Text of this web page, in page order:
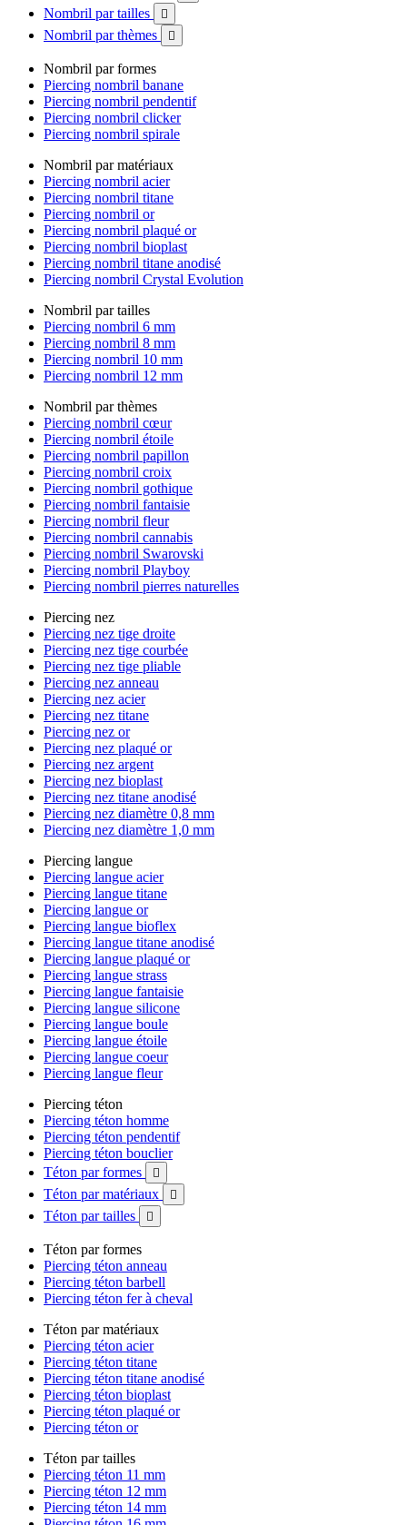
Nombril par tailles 
Nombril par thèmes 
Nombril par formes
Piercing nombril banane
Piercing nombril pendentif
Piercing nombril clicker
Piercing nombril spirale
Nombril par matériaux
Piercing nombril acier
Piercing nombril titane
Piercing nombril or
Piercing nombril plaqué or
Piercing nombril bioplast
Piercing nombril titane anodisé
Piercing nombril Crystal Evolution
Nombril par tailles
Piercing nombril 6 mm
Piercing nombril 8 mm
Piercing nombril 10 mm
Piercing nombril 12 mm
Nombril par thèmes
Piercing nombril cœur
Piercing nombril étoile
Piercing nombril papillon
Piercing nombril croix
Piercing nombril gothique
Piercing nombril fantaisie
Piercing nombril fleur
Piercing nombril cannabis
Piercing nombril Swarovski
Piercing nombril Playboy
Piercing nombril pierres naturelles
Piercing nez
Piercing nez tige droite
Piercing nez tige courbée
Piercing nez tige pliable
Piercing nez anneau
Piercing nez acier
Piercing nez titane
Piercing nez or
Piercing nez plaqué or
Piercing nez argent
Piercing nez bioplast
Piercing nez titane anodisé
Piercing nez diamètre 0,8 mm
Piercing nez diamètre 1,0 mm
Piercing langue
Piercing langue acier
Piercing langue titane
Piercing langue or
Piercing langue bioflex
Piercing langue titane anodisé
Piercing langue plaqué or
Piercing langue strass
Piercing langue fantaisie
Piercing langue silicone
Piercing langue boule
Piercing langue étoile
Piercing langue coeur
Piercing langue fleur
Piercing téton
Piercing téton homme
Piercing téton pendentif
Piercing téton bouclier
Téton par formes

Téton par matériaux 
Téton par tailles 
Téton par formes
Piercing téton anneau
Piercing téton barbell
Piercing téton fer à cheval
Téton par matériaux
Piercing téton acier
Piercing téton titane
Piercing téton titane anodisé
Piercing téton bioplast
Piercing téton plaqué or
Piercing téton or
Téton par tailles
Piercing téton 11 mm
Piercing téton 12 mm
Piercing téton 14 mm